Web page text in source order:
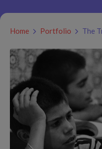
Home Portfolio The